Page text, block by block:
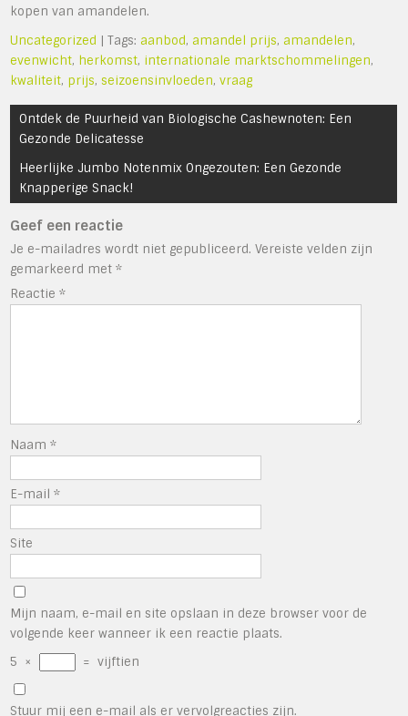
kopen van amandelen.
Uncategorized | Tags: aanbod, amandel prijs, amandelen,
evenwicht, herkomst, internationale marktschommelingen,
kwaliteit, prijs,seizoensinvloeden,vraag
Bericht
navigatie
Ontdek de Puurheid van Biologische Cashewnoten: Een
Gezonde Delicatesse
Heerlijke Jumbo Notenmix Ongezouten: Een Gezonde
Knapperige Snack!
Geef een reactie
Je e-mailadres wordt niet gepubliceerd. Vereiste velden zijn
gemarkeerd met*
Reactie*
Naam*
E-mail*
Site
Mijn naam, e-mail en site opslaan in deze browser voor de
volgende keer wanneer ik een reactie plaats.
5 × = vijftien
Stuur mij een e-mail als er vervolgreacties zijn.